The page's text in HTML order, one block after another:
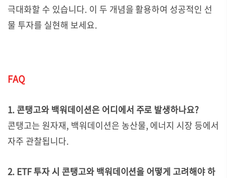
극대화할 수 있습니다. 이 두 개념을 활용하여 성공적인 선
물 투자를 실현해 보세요.
FAQ
1. 콘탱고와 백워데이션은 어디에서 주로 발생하나요?
콘탱고는 원자재, 백워데이션은 농산물, 에너지 시장 등에서
자주 관찰됩니다.
2. ETF 투자 시 콘탱고와 백워데이션을 어떻게 고려해야 하